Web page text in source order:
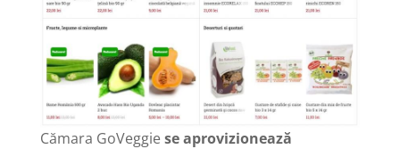
Cămara GoVeggiese aprovizionează